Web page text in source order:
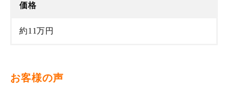
価格
約11万円
お客様の声